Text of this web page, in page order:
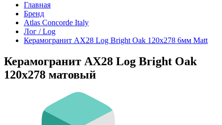
Главная
Бренд
Atlas Concorde Italy
Лог / Log
Керамогранит AX28 Log Bright Oak 120x278 6мм Matt
Керамогранит AX28 Log Bright Oak
120x278 матовый